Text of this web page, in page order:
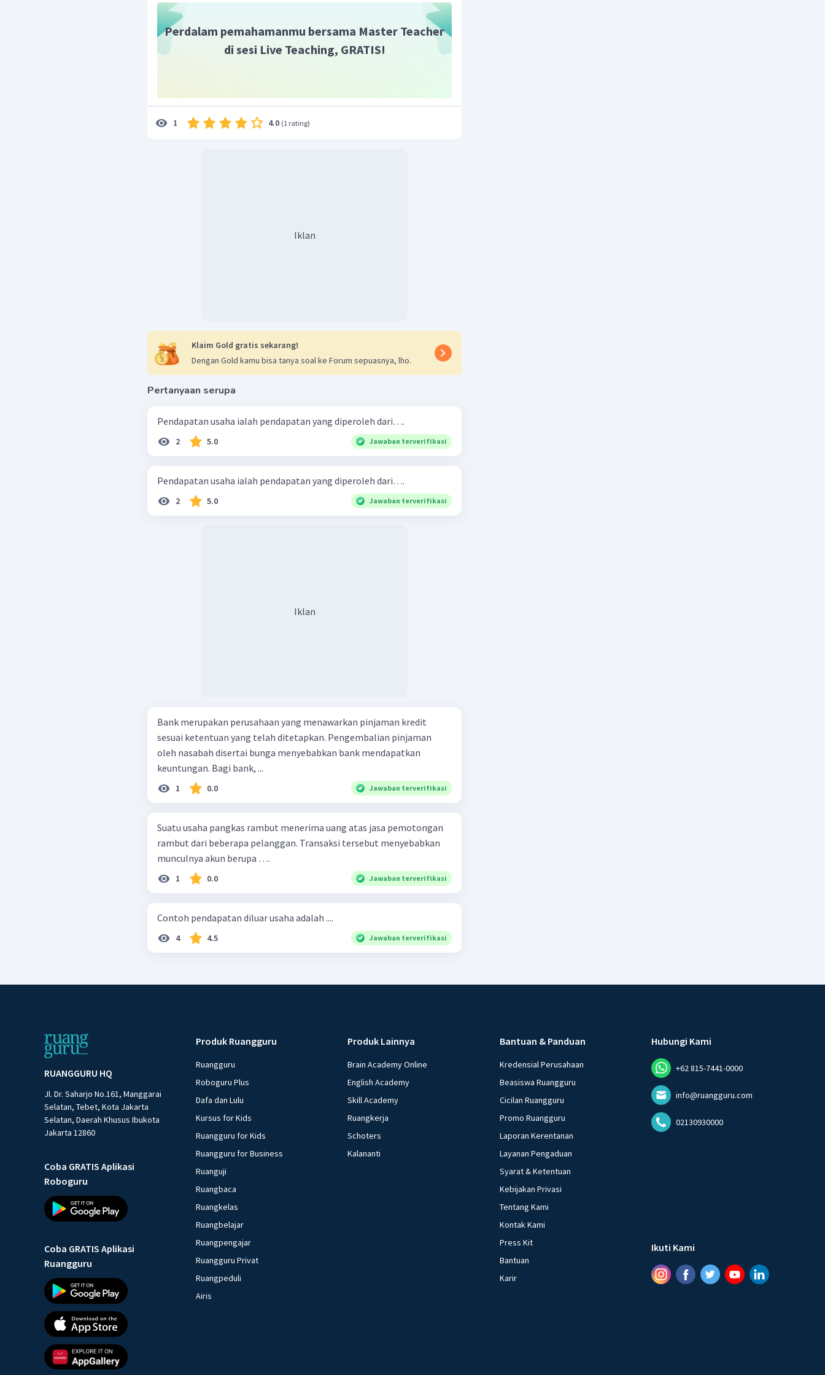
Perdalam pemahamanmu bersama Master Teacher
di sesi Live Teaching, GRATIS!
1 4.0 (1 rating)
Iklan
Klaim Gold gratis sekarang!
Dengan Gold kamu bisa tanya soal ke Forum sepuasnya, lho.
Pertanyaan serupa
Pendapatan usaha ialah pendapatan yang diperoleh dari….
2 5.0 Jawaban terverifikasi
Pendapatan usaha ialah pendapatan yang diperoleh dari….
2 5.0 Jawaban terverifikasi
Iklan
Bank merupakan perusahaan yang menawarkan pinjaman kredit
sesuai ketentuan yang telah ditetapkan. Pengembalian pinjaman
oleh nasabah disertai bunga menyebabkan bank mendapatkan
keuntungan. Bagi bank, ...
1 0.0 Jawaban terverifikasi
Suatu usaha pangkas rambut menerima uang atas jasa pemotongan
rambut dari beberapa pelanggan. Transaksi tersebut menyebabkan
munculnya akun berupa ….
1 0.0 Jawaban terverifikasi
Contoh pendapatan diluar usaha adalah ....
4 4.5 Jawaban terverifikasi
RUANGGURU HQ
Jl. Dr. Saharjo No.161, Manggarai
Selatan, Tebet, Kota Jakarta
Selatan, Daerah Khusus Ibukota
Jakarta 12860
Coba GRATIS Aplikasi
Roboguru
Coba GRATIS Aplikasi
Ruangguru
Produk Ruangguru
Ruangguru
Roboguru Plus
Dafa dan Lulu
Kursus for Kids
Ruangguru for Kids
Ruangguru for Business
Ruanguji
Ruangbaca
Ruangkelas
Ruangbelajar
Ruangpengajar
Ruangguru Privat
Ruangpeduli
Airis
Produk Lainnya
Brain Academy Online
English Academy
Skill Academy
Ruangkerja
Schoters
Kalananti
Bantuan & Panduan
Kredensial Perusahaan
Beasiswa Ruangguru
Cicilan Ruangguru
Promo Ruangguru
Laporan Kerentanan
Layanan Pengaduan
Syarat & Ketentuan
Kebijakan Privasi
Tentang Kami
Kontak Kami
Press Kit
Bantuan
Karir
Hubungi Kami
+62 815-7441-0000
info@ruangguru.com
02130930000
Ikuti Kami